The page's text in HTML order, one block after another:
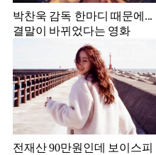
박찬욱 감독 한마디 때문에...
결말이 바뀌었다는 영화
전재산 90만원인데 보이스피